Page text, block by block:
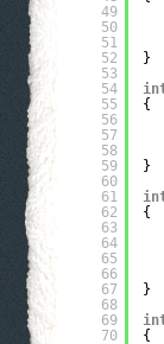
49
50
51
52
53
54
55
56
57
58
59
60
61
62
63
64
65
66
67
68
69
70
}
{
}
{
}
{